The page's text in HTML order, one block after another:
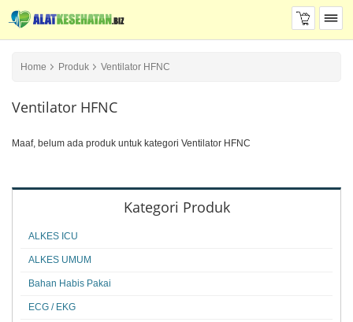
Home Produk Ventilator HFNC
Ventilator HFNC
Maaf, belum ada produk untuk kategori Ventilator HFNC
Kategori Produk
ALKES ICU
ALKES UMUM
Bahan Habis Pakai
ECG / EKG